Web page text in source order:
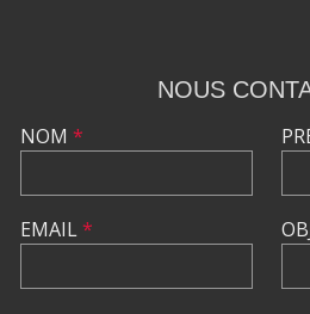
NOUS
NOM *
EMAIL*